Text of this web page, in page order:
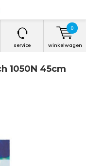
service winkelwagen
0
1050N 45cm